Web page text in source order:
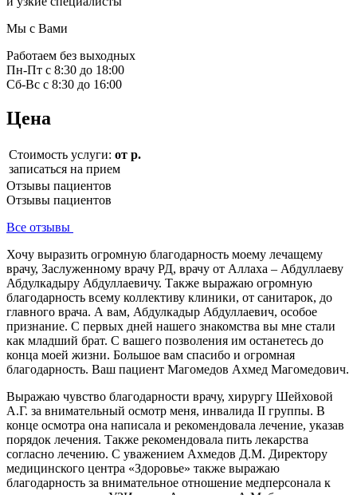
Мы с Вами
Работаем без выходных
Пн-Пт с 8:30 до 18:00
Сб-Вс с 8:30 до 16:00
Цена
Стоимость услуги: от р.
записаться на прием
Отзывы пациентов
Отзывы пациентов
Все отзывы
Хочу выразить огромную благодарность моему лечащему
врачу, Заслуженному врачу РД, врачу от Аллаха – Абдуллаеву
Абдулкадыру Абдуллаевичу. Также выражаю огромную
благодарность всему коллективу клиники, от санитарок, до
главного врача. А вам, Абдулкадыр Абдуллаевич, особое
признание. С первых дней нашего знакомства вы мне стали
как младший брат. С вашего позволения им останетесь до
конца моей жизни. Большое вам спасибо и огромная
благодарность. Ваш пациент Магомедов Ахмед Магомедович.
Выражаю чувство благодарности врачу, хирургу Шейховой
А.Г. за внимательный осмотр меня, инвалида II группы. В
конце осмотра она написала и рекомендовала лечение, указав
порядок лечения. Также рекомендовала пить лекарства
согласно лечению. С уважением Ахмедов Д.М. Директору
медицинского центра «Здоровье» также выражаю
благодарность за внимательное отношение медперсонала к